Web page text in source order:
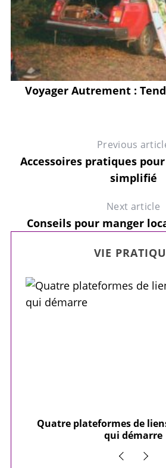
Voyager Autrement :
Previous
Accessoires pratiques
simplifié
Next article
Conseils pour manger
VIE
Quatre plateformes de
qui démarre